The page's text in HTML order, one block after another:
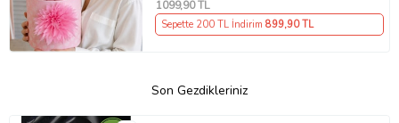
1099,90 TL
Sepette 200 TL İndirim 899,90 TL
Son Gezdikleriniz